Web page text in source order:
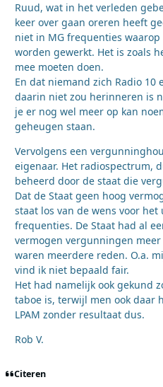
Ruud, wat in het verleden
keer over gaan oreren heeft
niet in MG frequenties
worden gewerkt. Het is zoals
mee moeten doen.
En dat niemand zich Radio 10
daarin niet zou herinneren is
je er nog wel meer op kan
geheugen staan.
Vervolgens een
eigenaar. Het radiospectrum,
beheerd door de staat die
Dat de Staat geen hoog
staat los van de wens voor
frequenties. De Staat had al
vermogen vergunningen
waren meerdere reden. O.a.
vind ik niet bepaald fair.
Het had namelijk ook gekund
taboe is, terwijl men ook daar
LPAM zonder resultaat dus.
Rob V.
Citeren